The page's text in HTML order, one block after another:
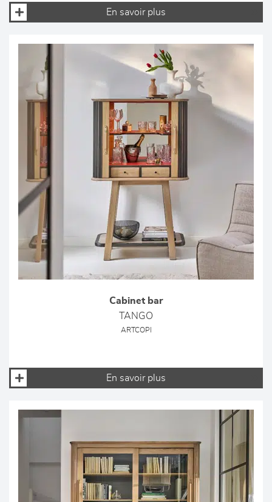
En savoir plus
Cabinet bar
TANGO
ARTCOPI
En savoir plus